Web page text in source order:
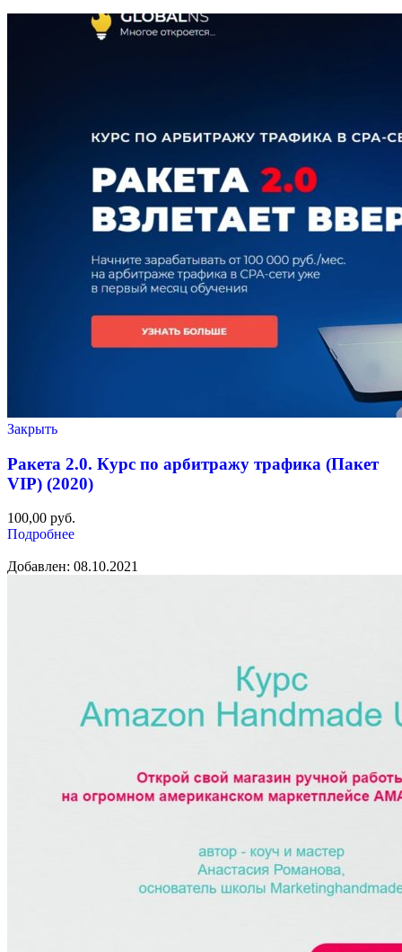
Закрыть
Ракета 2.0. Курс по арбитражу трафика (Пакет
VIP) (2020)
100,00 руб.
Подробнее
Добавлен: 08.10.2021